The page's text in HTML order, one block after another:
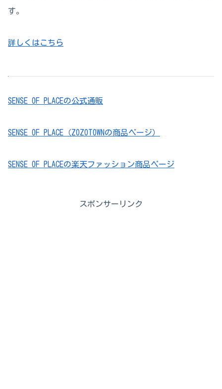
す。
詳しくはこちら
SENSE OF PLACEの公式通販
SENSE OF PLACE（ZOZOTOWNの商品ページ）
SENSE OF PLACEの楽天ファッション商品ページ
スポンサーリンク